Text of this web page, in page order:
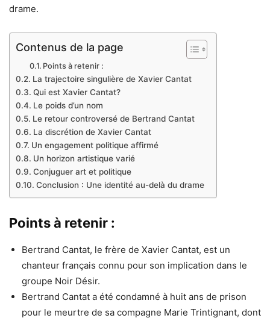
drame.
Contenus de la page
Points à retenir :
La trajectoire singulière de Xavier Cantat
Qui est Xavier Cantat?
Le poids d’un nom
Le retour controversé de Bertrand Cantat
La discrétion de Xavier Cantat
Un engagement politique affirmé
Un horizon artistique varié
Conjuguer art et politique
Conclusion : Une identité au-delà du drame
Points à retenir :
Bertrand Cantat, le frère de Xavier Cantat, est un
chanteur français connu pour son implication dans le
groupe Noir Désir.
Bertrand Cantat a été condamné à huit ans de prison
pour le meurtre de sa compagne Marie Trintignant, dont